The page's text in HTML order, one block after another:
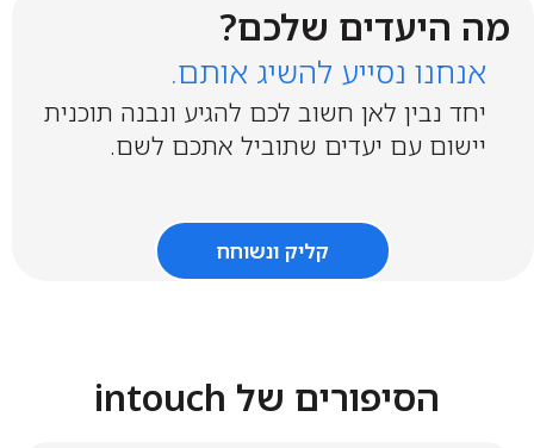
מה היעדים שלכם?
אנחנו נסייע להשיג אותם.
יחד נבין לאן חשוב לכם להגיע ונבנה תוכנית
יישום עם יעדים שתוביל אתכם לשם.
קליק ונשוחח
הסיפורים של intouch